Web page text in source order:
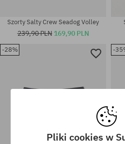
Szorty Salty Crew Seadog Volley
239,90 PLN 169,90 PLN
-28% -
Pliki cookies w